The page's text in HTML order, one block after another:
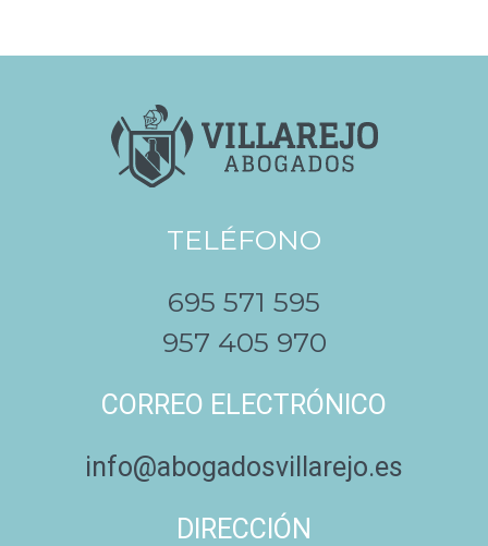
TELÉFONO
695 571 595
957 405 970
CORREO ELECTRÓNICO
info@abogadosvillarejo.es
DIRECCIÓN